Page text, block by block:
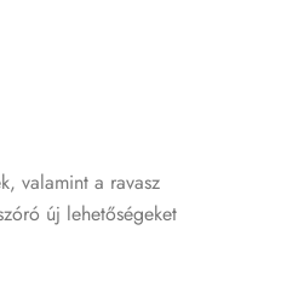
valamint a ravasz
új lehetőségeket